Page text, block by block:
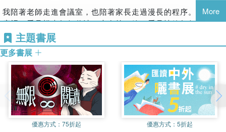
當壓力來臨時，理解自己站在哪裡；
當外界質疑時，有專業的底氣。
如果我寫的第一本書，是為了守護孩子，
那這一本，是為了守住老師，
――因為只有被守住的老師，才能守住更多孩子。
輕輕地拍拍我們的肩膀低語著：「你不會因為單一事件就被輕
易定義；你的專業底蘊與教育初心，遠比一次爭議走得更長
遠、更深刻。」
我真心喜愛這本書帶給教育工作者的「踏實感」與「安心
感」。它引導我們從案例去自省，從法律視角提升必備的法學
知識。當人生風浪無情襲來時，你知道該如何握緊教學之舵、
指引職場的情理之路、適切地表達應對進退，並在面對挫折與
無常時，穩穩地接住自己的內在情緒。
在AI 浪潮與快速變動重塑教育樣貌的此刻，除了談論創新教學
與跨域能力之餘，我始終堅信：唯有在制度中被溫柔理解、被
――教師在行政程序中的權益
――幫助自己找到適合的專業法律協助
1-4 到教評會陳述意見時，我可以請律師代為發言嗎？
――涉及身分變動之重大案件中的程序保障
1-5 該迴避卻沒有迴避，決議還算數嗎？
――迴避程序適用情況
1-6 同樣叫「迴避」，規定則卻不一樣？
――教評會、考核會、申評會、性平會的迴避眉角
1-7 調查還沒結束，為什麼就被停聘了？
我陪著老師走進會議室，也陪著家長走過漫長的程序。我在制
度裡，看見權責如何釐清；也在第一線，看見情緒如何翻湧。
很多時候，事情的起點都不是惡意。我看過老師在調查中才第
一次知道，原來自己一直以為的「慣例」，早已踩在線上。我
也看過家長在情緒裡急著討公道，卻在事後發現，孩子才是最
無辜、最受傷的那一個。還有行政人員在制度與人情之間拉
扯，每一個決定，都背著沉重的壓力。
這些畫面裡，沒有絕對的好人與壞人。更多時候，是彼此都在
用自己的方式努力，卻因為不理解制度、不熟悉界線，讓傷害
悄悄發生。那樣的傷害，是我最不樂見的。我始終相信，多數
More
主題書展
更多書展
優惠方式： 75折起 優惠方式： 5折起